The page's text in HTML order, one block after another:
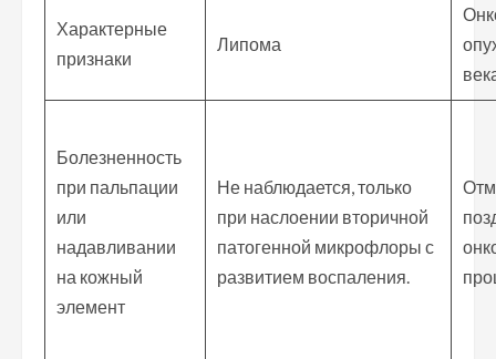
Характерные
признаки
Липома
Болезненность
при пальпации
или
надавливании
на кожный
элемент
Не наблюдается, только
при наслоении вторичной
патогенной микрофлоры с
развитием воспаления.